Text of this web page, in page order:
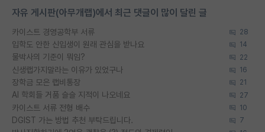
자유 게시판(아무개랩)에서 최근 댓글이 많이 달린 글
카이스트 경영공학부 서류 28
입학도 안한 신입생이 원래 관심을 받나요 14
물박사의 기준이 뭐임? 22
신생랩가지말라는 이유가 있었구나 16
장학금 모은 랩비통장 21
AI 학회들 거품 슬슬 지적이 나오네요 27
카이스트 서류 전형 배수 10
DGIST 가는 방법 추천 부탁드립니다. 7